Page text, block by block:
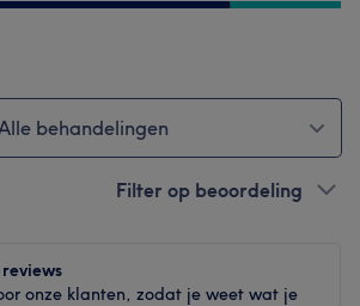
behandelingen
Filter op beoordeling
onze klanten, zodat je weet wat je